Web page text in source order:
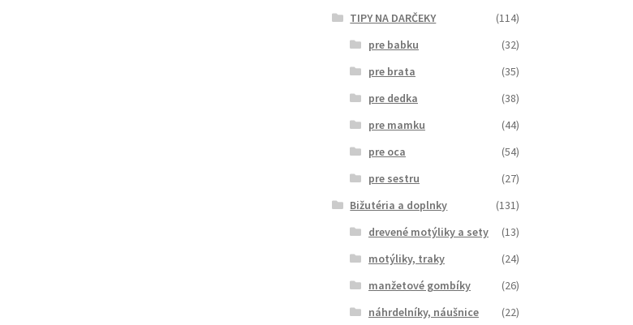
TIPY NA DARČEKY
(114)
pre babku
(32)
pre brata
(35)
pre dedka
(38)
pre mamku
(44)
pre oca
(54)
pre sestru
(27)
Bižutéria a doplnky
(131)
drevené motýliky a sety
(13)
motýliky, traky
(24)
manžetové gombíky
(26)
náhrdelníky, náušnice
(22)